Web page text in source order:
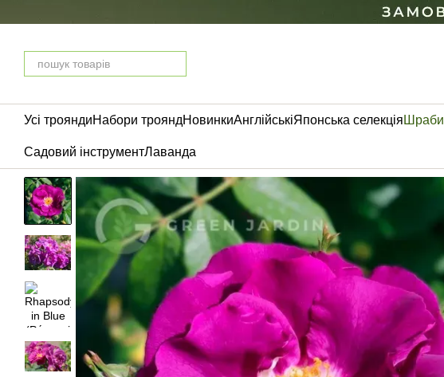
Усі трояндиНабори трояндНовинкиАнглійськіЯпонська селекція Шраби
Садовий інструментЛаванда